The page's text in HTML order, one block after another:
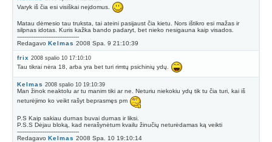
Varyk iš čia esi visiškai neįdomus.
Matau dėmesio tau truksta, tai ateini pasijaust čia kietu. Nors ištikro esi mažas ir
silpnas idotas. Kuris kažka bando padaryt, bet nieko nesigauna kaip visados.
----------------------------------
Redagavo Kelmas 2008 Spa. 9 21:10:39
frix 2008 spalio 10 17:10:10
Tau tikrai nėra 18, arba yra bet turi rimtų psichinių ydų.
Kelmas 2008 spalio 10 19:10:39
Man žinok neaktolu ar tu manim tiki ar ne. Neturiu niekokiu ydų tik tu čia turi, kai iš
neturėjimo ko veikt rašyt beprasmęs pm
P.S Kaip sakiau durnas buvai durnas ir liksi.
P.S.S Dėjau bloką, kad nerašynėtum kvailu žinučių neturėdamas ką veikti
----------------------------------
Redagavo Kelmas 2008 Spa. 10 19:10:14